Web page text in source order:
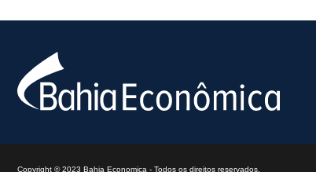
Copyright © 2023 Bahia Economica - Todos os direitos reservados.